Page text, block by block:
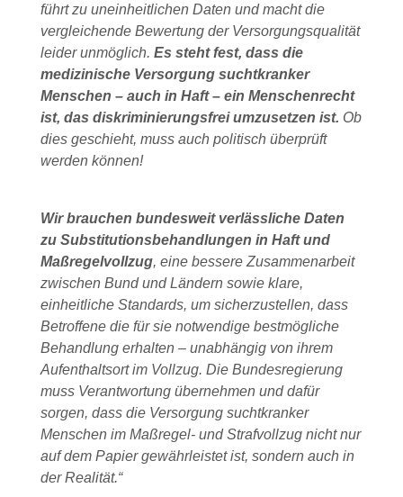
führt zu uneinheitlichen Daten und macht die
vergleichende Bewertung der Versorgungsqualität
leider unmöglich. Es steht fest, dass die
medizinische Versorgung suchtkranker
Menschen – auch in Haft – ein Menschenrecht
ist, das diskriminierungsfrei umzusetzen ist. Ob
dies geschieht, muss auch politisch überprüft
werden können!
Wir brauchen bundesweit verlässliche Daten
zu Substitutionsbehandlungen in Haft und
Maßregelvollzug, eine bessere Zusammenarbeit
zwischen Bund und Ländern sowie klare,
einheitliche Standards, um sicherzustellen, dass
Betroffene die für sie notwendige bestmögliche
Behandlung erhalten – unabhängig von ihrem
Aufenthaltsort im Vollzug. Die Bundesregierung
muss Verantwortung übernehmen und dafür
sorgen, dass die Versorgung suchtkranker
Menschen im Maßregel- und Strafvollzug nicht nur
auf dem Papier gewährleistet ist, sondern auch in
der Realität.“